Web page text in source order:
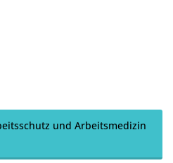
und Arbeitsmedizin